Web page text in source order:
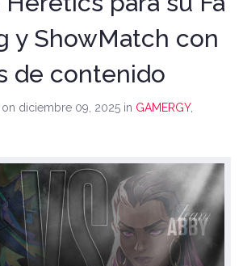
y ShowMatch con
de contenido
on diciembre 09, 2025 in GAMERGY,